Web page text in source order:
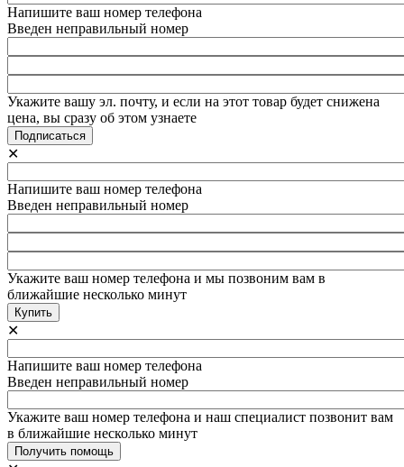
Напишите ваш номер телефона
Введен неправильный номер
Укажите вашу эл. почту, и если на этот товар будет снижена
цена, вы сразу об этом узнаете
✕
Напишите ваш номер телефона
Введен неправильный номер
Укажите ваш номер телефона и мы позвоним вам в
ближайшие несколько минут
✕
Напишите ваш номер телефона
Введен неправильный номер
Укажите ваш номер телефона и наш специалист позвонит вам
в ближайшие несколько минут